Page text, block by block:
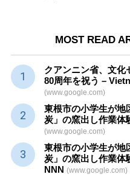
MOST READ
クアンニン省、文化
80周年を祝う –
(www.google.com)
東根市の小学生が地
炭」の窯出し作業体
(www.google.com)
東根市の小学生が地
炭」の窯出し作業体
NNN (www.google.com)